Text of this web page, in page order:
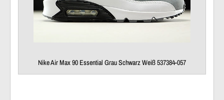
Nike Air Max 90 Essential Grau Schwarz Weiß 537384-057